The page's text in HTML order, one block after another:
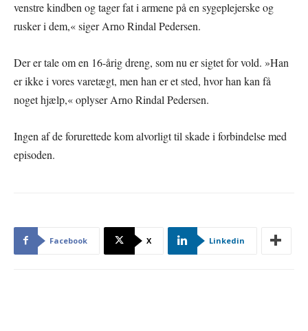
venstre kindben og tager fat i armene på en sygeplejerske og
rusker i dem,« siger Arno Rindal Pedersen.
Der er tale om en 16-årig dreng, som nu er sigtet for vold. »Han
er ikke i vores varetægt, men han er et sted, hvor han kan få
noget hjælp,« oplyser Arno Rindal Pedersen.
Ingen af de forurettede kom alvorligt til skade i forbindelse med
episoden.
Facebook X Linkedin